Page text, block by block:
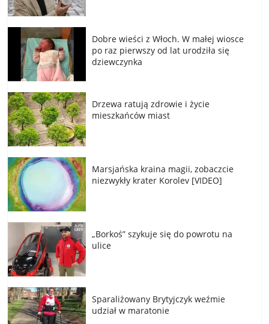
Dobre wieści z Włoch. W małej wiosce
po raz pierwszy od lat urodziła się
dziewczynka
Drzewa ratują zdrowie i życie
mieszkańców miast
Marsjańska kraina magii, zobaczcie
niezwykły krater Korolev [VIDEO]
„Borkoś” szykuje się do powrotu na
ulice
Sparaliżowany Brytyjczyk weźmie
udział w maratonie